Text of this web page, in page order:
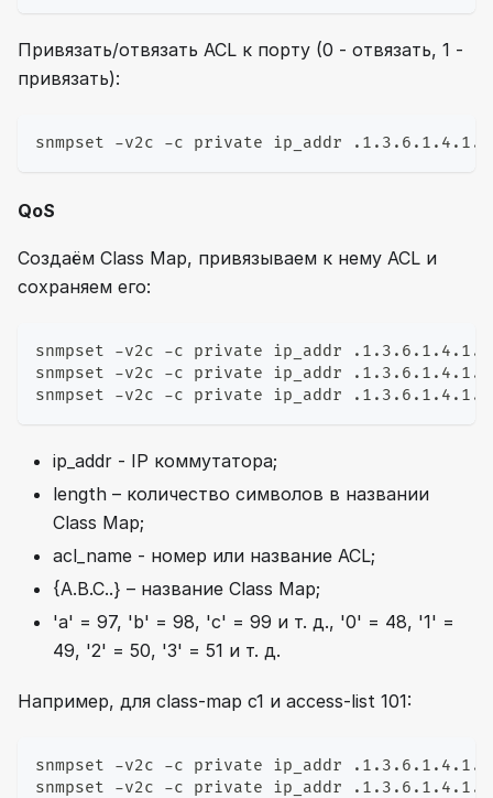
Привязать/отвязать ACL к порту (0 - отвязать, 1 -
привязать):
snmpset -v2c -c private ip_addr
QoS
Создаём Class Map, привязываем к нему ACL и
сохраняем его:
snmpset -v2c -c private ip_addr
snmpset -v2c -c private ip_addr
snmpset -v2c -c private ip_addr
ip_addr - IP коммутатора;
length – количество символов в названии
Class Map;
acl_name - номер или название ACL;
{A.B.C..} – название Class Map;
'a' = 97, 'b' = 98, 'c' = 99 и т. д., '0' = 48, '1' =
49, '2' = 50, '3' = 51 и т. д.
Например, для class-map c1 и access-list 101:
snmpset -v2c -c private ip_addr
snmpset -v2c -c private ip_addr